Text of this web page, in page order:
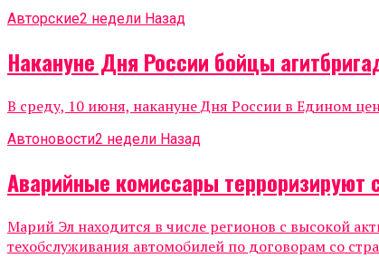
Авторские2 недели Назад
Накануне Дня России бойцы
В среду, 10 июня, накануне Дня России в Едином
Автоновости2 недели Назад
Аварийные комиссары
Марий Эл находится в числе регионов с высокой
техобслуживания автомобилей по договорам со